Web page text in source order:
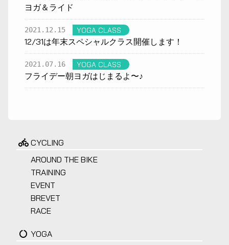
ヨガ＆ライド
2021.12.15 YOGA CLASS
12/31は年末スペシャルクラス開催します！
2021.07.16 YOGA CLASS
フライデー朝ヨガはじまるよ〜♪
CYCLING
AROUND THE BIKE
TRAINING
EVENT
BREVET
RACE
YOGA